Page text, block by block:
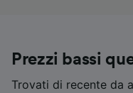
Prezzi bassi
Trovati di recente da